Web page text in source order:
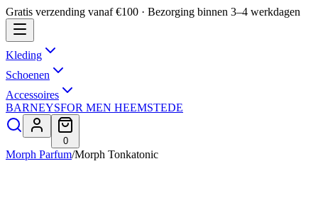
Gratis verzending vanaf €100 · Bezorging binnen 3–4 werkdagen
Kleding
Schoenen
Accessoires
BARNEYSFOR MEN HEEMSTEDE
0
Morph Parfum/Morph Tonkatonic